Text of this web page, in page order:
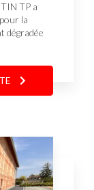
TP a
pour la
dégradée